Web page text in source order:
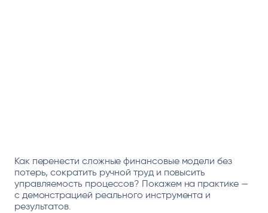
Как перенести сложные финансовые модели без
потерь, сократить ручной труд и повысить
управляемость процессов? Покажем на практике —
с демонстрацией реального инструмента и
результатов.